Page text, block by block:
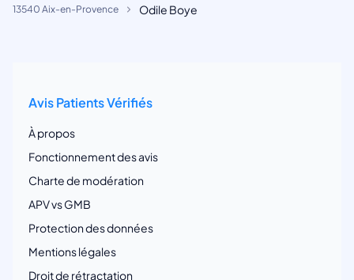
13540 Aix-en-Provence
Odile Boye
Avis Patients Vérifiés
À propos
Fonctionnement des avis
Charte de modération
APV vs GMB
Protection des données
Mentions légales
Droit de rétractation